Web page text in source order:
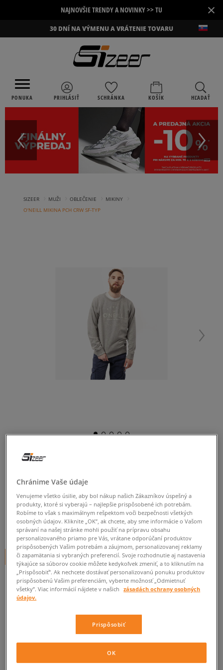
NAJNOVŠIE TRENDY A NOVINKY >> TU ×
30 DNÍ NA VÝMENU A VRÁTENIE TOVARU
PONUKA PRIHLÁSIŤ SCHRÁNKA KOŠÍK HĽADAŤ
SIZEER MUŽI OBLEČENIE MIKINY
O'NEILL MIKINA PCH CRW SF-TYP
O'NEILL MIKINA PCH CRW SF-
0.0(0 )
29,95€cena s DPH
+ 30 BODOV V SIZEERCLUBE
Informujte ma o dostupnosti
Informovať o
ZISTIŤ DOSTUPNOSŤ V NAŠICH KAMENNÝCH PREDAJNIACH
Chránime Vaše údaje
Venujeme všetko úsilie, aby bol nákup našich Zákazníkov úspešný a
produkty, ktoré si vyberajú – najlepšie prispôsobené ich potrebám.
Robíme to však s maximálnym rešpektom voči bezpečnosti všetkých
osobných údajov. Kliknite „OK”, ak chcete, aby sme informácie o Vašom
správaní na našej stránke mohli použiť na prípravu obsahu
personalizovaného priamo pre Vás, vrátane odporúčaní produktov
prispôsobených Vašim potrebám a záujmom, personalizovanej reklamy
či zapamätania si vybraných preferencií. Svoje rozhodnutie aj nastavenia
týkajúce sa súborov cookie môžete kedykoľvek zmeniť, a to kliknutím na
„Prispôsobiť”. Ak nechcete dostávať personalizovanú ponuku produktov
prispôsobenú Vašim preferenciám, vyberte možnosť „Odmietnuť
všetky”. Viac informácií nájdete v našich
zásadách ochrany osobných
údajov.
Prispôsobiť
OK